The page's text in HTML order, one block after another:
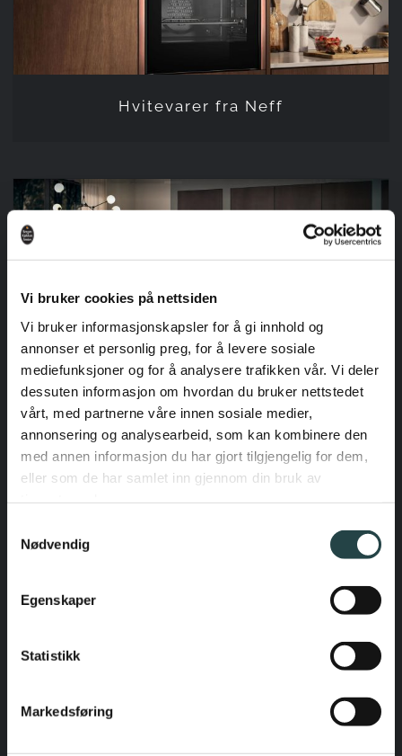
Vi bruker cookies på nettsiden
Vi bruker informasjonskapsler for å gi innhold og
annonser et personlig preg, for å levere sosiale
mediefunksjoner og for å analysere trafikken vår. Vi deler
dessuten informasjon om hvordan du bruker nettstedet
vårt, med partnerne våre innen sosiale medier,
annonsering og analysearbeid, som kan kombinere den
med annen informasjon du har gjort tilgjengelig for dem,
eller som de har samlet inn gjennom din bruk av
Nødvendig
Egenskaper
Statistikk
Markedsføring
Hvitevarer fra Neff
Hvitevarer fra Neff
Hvitevarer fra Siemens